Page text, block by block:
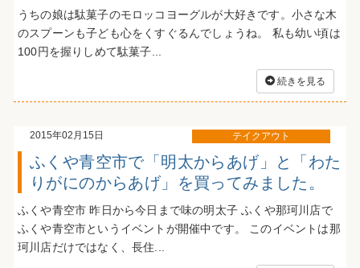
うちの娘は駄菓子のモロッコヨーグルが大好きです。小さな木
のスプーンも子ども心をくすぐるんでしょうね。 私も幼い頃は
100円を握りしめて駄菓子...
続きを見る
2015年02月15日 テイクアウト
ふくや青空市で「明太からあげ」と「わた
りがにのからあげ」を買ってみました。
ふくや青空市 昨日から今日まで味の明太子 ふくや那珂川店で
ふくや青空市というイベントが開催中です。 このイベントは那
珂川店だけではなく、長住...